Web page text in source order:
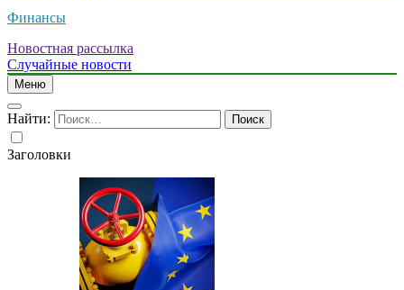
Финансы
Новостная рассылка
Случайные новости
Меню
Найти:
Заголовки